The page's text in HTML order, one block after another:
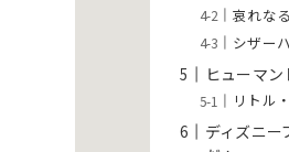
哀れな
シザー
ヒューマン
リトル
ディズニー